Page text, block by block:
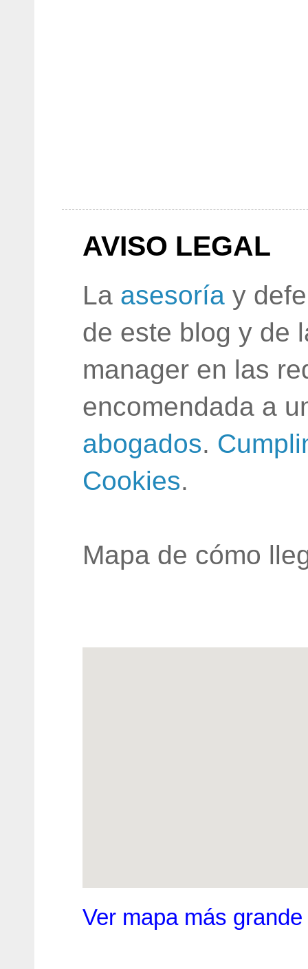
AVISO LEGAL
La asesoría y
de este blog y de
manager en las
encomendada a
abogados.
Cookies.
Mapa de cómo
Ver mapa más grande